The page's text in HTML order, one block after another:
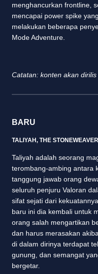
menghancurkan frontline,
mencapai power spike
melakukan beberapa
Mode Adventure.
Catatan: konten akan dirilis
BARU
TALIYAH, THE STONEWEAVER
Taliyah adalah seorang
terombang-ambing antara
tanggung jawab orang
seluruh penjuru Valoran
sifat sejati dari
baru ini dia kembali untuk
orang salah mengartikan
dan harus merasakan
di dalam dirinya terdapat
gunung, dan semangat
bergetar.